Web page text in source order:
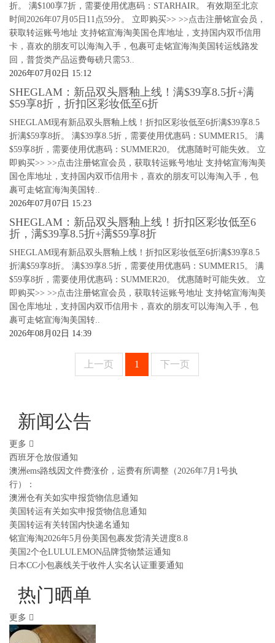
折。 满$100享7折，需要使用优惠码：STARHAIR。 有效期至北京
时间2026年07月05日11点59分。 立即购买>> >>点击注册铭宣会员，
获取转运账号地址 支持铭宣海淘美国仓库地址，支持国内双币信用
卡，喜欢的朋友可以海淘入手，包裹可走铭宣海淘美国转运线路发
回，普货类产品运费每磅只需53..
2026年07月02日 15:12
SHEGLAM：新品双头唇釉上线！满$39享8.5折+满
$59享8折，折扣区彩妆低至6折
SHEGLAM现有新品双头唇釉上线！折扣区彩妆低至6折满$39享8.5
折满$59享8折。 满$39享8.5折，需要使用优惠码：SUMMER15。 满
$59享8折，需要使用优惠码：SUMMER20。 优惠随时可能失效。 立
即购买>> >>点击注册铭宣会员，获取转运账号地址 支持铭宣海淘美
国仓库地址，支持国内双币信用卡，喜欢的朋友可以海淘入手，包
裹可走铭宣海淘美国转..
2026年07月07日 15:23
SHEGLAM：新品双头唇釉上线！折扣区彩妆低至6
折，满$39享8.5折+满$59享8折
SHEGLAM现有新品双头唇釉上线！折扣区彩妆低至6折满$39享8.5
折满$59享8折。 满$39享8.5折，需要使用优惠码：SUMMER15。 满
$59享8折，需要使用优惠码：SUMMER20。 优惠随时可能失效。 立
即购买>> >>点击注册铭宣会员，获取转运账号地址 支持铭宣海淘美
国仓库地址，支持国内双币信用卡，喜欢的朋友可以海淘入手，包
裹可走铭宣海淘美国转..
2026年08月02日 14:39
上一页 1 下一页
新闻公告
更多
西班牙仓放假通知
澳洲ems路线因文件费涨价，运费有所调整（2026年7月1号执
行）：
澳洲仓有关如实申报货物信息通知
美国转运有关如实申报货物信息通知
美国转运有关转国内快递名通知
铭宣海淘2026年5月份美国包裹发货清关进度8.8
美国2个仓LULULEMON品牌货物禁运通知
日本CC小包裹线关于收件人实名认证重要通知
热门晒单
更多